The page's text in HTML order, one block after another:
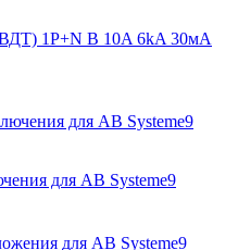
1P+N B 10A 6kA 30мА
для АВ Systeme9